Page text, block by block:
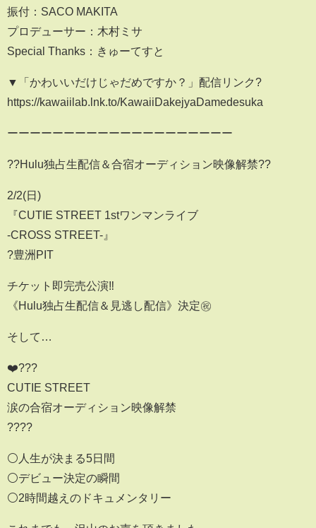
振付：SACO MAKITA
プロデューサー：木村ミサ
Special Thanks：きゅーてすと
▼「かわいいだけじゃだめですか？」配信リンク?
https://kawaiilab.lnk.to/KawaiiDakejyaDamedesuka
ーーーーーーーーーーーーーーーーーーーー
??Hulu独占生配信＆合宿オーディション映像解禁??
2/2(日)
『CUTIE STREET 1stワンマンライブ
-CROSS STREET-』
?豊洲PIT
チケット即完売公演‼️
《Hulu独占生配信＆見逃し配信》決定㊗️
そして…
❤️???
CUTIE STREET
涙の合宿オーディション映像解禁
????
⚪️人生が決まる5日間
⚪️デビュー決定の瞬間
⚪️2時間越えのドキュメンタリー